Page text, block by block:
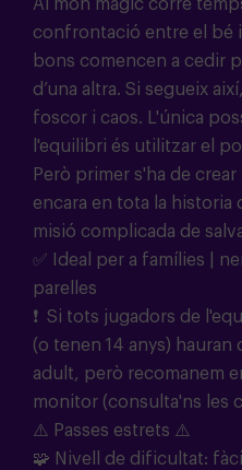
Al món màgic corre
confrontació entre el bé i
bons comencen a cedir
d’una altra. Si segueix
foscor i caos. L'única
l'equilibri és utilitzar el
Però primer s'ha de
encara en tota la historia
misió complicada de
✅ Ideal per a famílies |
parelles
❗ Si tots jugadors de
(o tenen 14 anys) hauran
adult, però recomanem
monitor (consulta'ns les
⚠️ Passes estrets ⚠️
🧩 Nivell de dificultat: